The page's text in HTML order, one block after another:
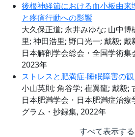
後根神経節における血小板由
と疼痛行動への影響
大久保正道; 永井みゆな; 山中
里; 神田浩里; 野口光一; 戴毅; 戴
日本解剖学会総会・全国学術集
2023年
ストレスと肥満症-睡眠障害の
小山英則; 角谷学; 崔翼龍; 戴毅;
日本肥満学会・日本肥満症治療
グラム・抄録集, 2022年
すべて表示する